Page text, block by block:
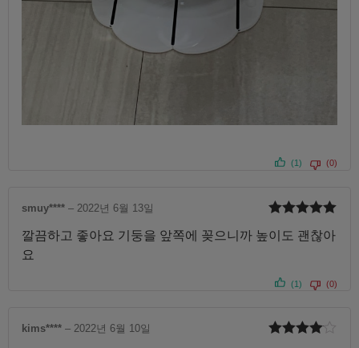
(1) (0)
로 평가됨
smuy**** – 2022년 6월 13일
깔끔하고 좋아요 기둥을 앞쪽에 꽂으니까 높이도 괜찮아
요
(1) (0)
kims**** – 2022년 6월 10일